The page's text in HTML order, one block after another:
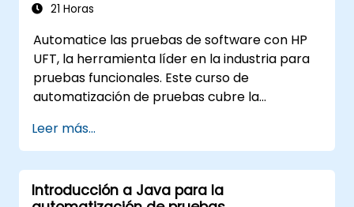
21 Horas
Automatice las pruebas de software con HP
UFT, la herramienta líder en la industria para
pruebas funcionales. Este curso de
automatización de pruebas cubre la
comandos, identificación de objetos, pruebas
parametrizadas, acciones reutilizables,
pruebas de aplicaciones web y validación de
API a través de laboratorios prácticos.
Leer más...
Introducción a Java para la